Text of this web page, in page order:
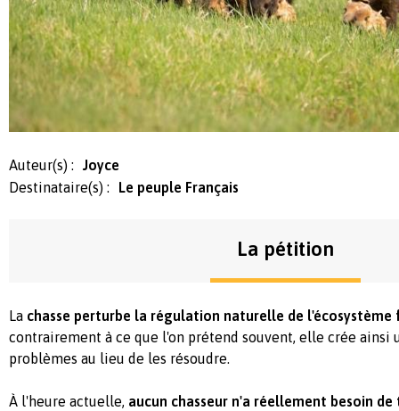
Auteur(s) :
Joyce
Destinataire(s) :
Le peuple Français
La pétition
La chasse perturbe la régulation naturelle de l'écosystème
contrairement à ce que l'on prétend souvent, elle crée ainsi
problèmes au lieu de les résoudre.
À l'heure actuelle, aucun chasseur n'a réellement besoin de